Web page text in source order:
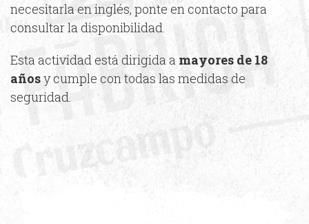
necesitarla en inglés, ponte en contacto para
consultar la disponibilidad.
Esta actividad está dirigida a mayores de 18
añosy cumple con todas las medidas de
seguridad.